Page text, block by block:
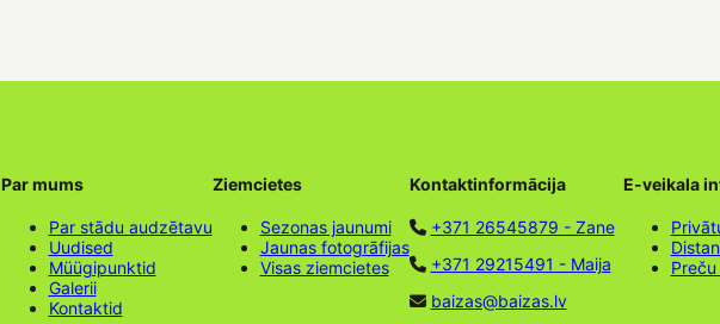
Par mums
Par stādu audzētavu
Uudised
Müügipunktid
Galerii
Kontaktid
Ziemcietes
Sezonas jaunumi
Jaunas fotogrāfijas
Visas ziemcietes
Kontaktinformācija
+371 26545879 - Zane
+371 29215491 - Maija
baizas@baizas.lv
E-veikala